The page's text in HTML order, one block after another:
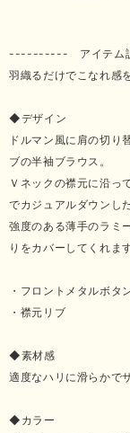
---------- アイテ
羽織るだけでこなれ感
◆デザイン
ドルマン風に肩の切り
ブの半袖ブラウス。
Ｖネックの襟元に沿っ
でカジュアルダウンし
強度のある薄手のラミ
りをカバーしてくれます
・フロントメタルボタ
・襟元リブ
◆素材感
適度なハリに滑らかで
◆カラー